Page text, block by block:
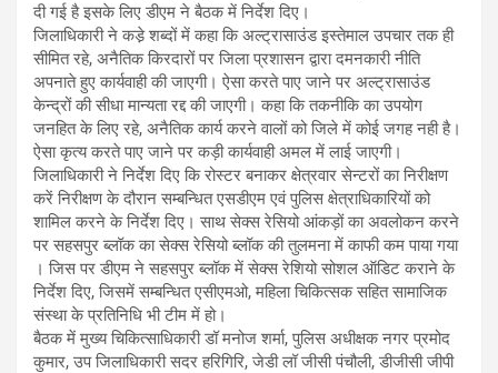
दी गई है इसके लिए डीएम ने बैठक में निर्देश दिए।
जिलाधिकारी ने कडे़ शब्दों में कहा कि अल्ट्रासाउंड इस्तेमाल उपचार तक ही
सीमित रहे, अनैतिक किरदारों पर जिला प्रशासन द्वारा दमनकारी नीति
अपनाते हुए कार्यवाही की जाएगी। ऐसा करते पाए जाने पर अल्ट्रासाउंड
केन्द्रों की सीधा मान्यता रद्द की जाएगी। कहा कि तकनीकि का उपयोग
जनहित के लिए रहे, अनैतिक कार्य करने वालों को जिले में कोई जगह नही है।
ऐसा कृत्य करते पाए जाने पर कड़ी कार्यवाही अमल में लाई जाएगी।
जिलाधिकारी ने निर्देश दिए कि रोस्टर बनाकर क्षेत्रवार सेन्टरों का निरीक्षण
करें निरीक्षण के दौरान सम्बन्धित एसडीएम एवं पुलिस क्षेत्राधिकारियों को
शामिल करने के निर्देश दिए। साथ सेक्स रेसियो आंकड़ों का अवलोकन करने
पर सहसपुर ब्लॉक का सेक्स रेसियो ब्लॉक की तुलमना में काफी कम पाया गया
। जिस पर डीएम ने सहसपुर ब्लॉक में सेक्स रेशियो सोशल ऑडिट कराने के
निर्देश दिए, जिसमें सम्बन्धित एसीएमओ, महिला चिकित्सक सहित सामाजिक
संस्था के प्रतिनिधि भी टीम में हो।
बैठक में मुख्य चिकित्साधिकारी डॉ मनोज शर्मा, पुलिस अधीक्षक नगर प्रमोद
कुमार, उप जिलाधिकारी सदर हरिगिरि, जेडी लॉ जीसी पंचौली, डीजीसी जीपी